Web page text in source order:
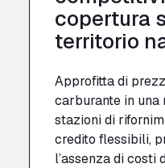
copertura
territorio
Approfitta di
carburante in una
stazioni di
credito flessibili,
l’assenza di costi